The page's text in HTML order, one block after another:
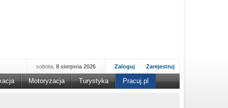
Zaloguj Zarejestruj
sobota, 8 sierpnia 2026
Motoryzacja Turystyka Pracuj.pl